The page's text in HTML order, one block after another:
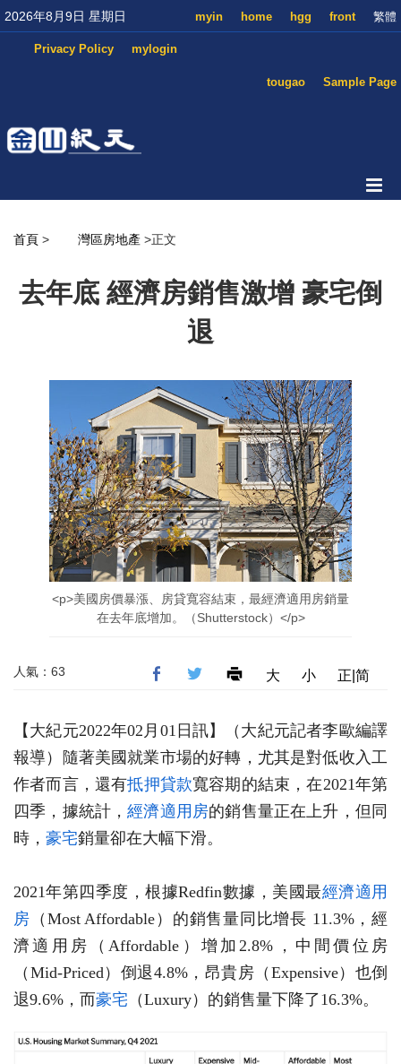
2026年8月9日 星期日 繁體
front
hgg
home
myin
mylogin
Privacy Policy
Sample Page
tougao
首頁 > 灣區房地產 >正文
去年底 經濟房銷售激增 豪宅倒
退
<p>美國房價暴漲、房貸寬容結束，最經濟適用房銷量
在去年底增加。（Shutterstock）</p>
人氣：63 大 小 正|简
【大紀元2022年02月01日訊】（大紀元記者李歐編譯
報導）隨著美國就業市場的好轉，尤其是對低收入工
作者而言，還有抵押貸款寬容期的結束，在2021年第
四季，據統計，經濟適用房的銷售量正在上升，但同
時， 豪宅銷量卻在大幅下滑。
2021年第四季度，根據Redfin數據，美國最經濟適用
房 （Most Affordable）的銷售量同比增長 11.3%，經
濟適用房（Affordable）增加2.8%，中間價位房
（Mid-Priced）倒退4.8%，昂貴房（Expensive）也倒
退9.6%，而豪宅 （Luxury）的銷售量下降了16.3%。